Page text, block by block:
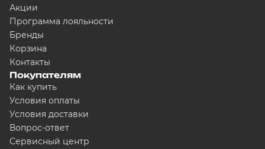
Акции
Программа лояльности
Бренды
Корзина
Контакты
Покупателям
Как купить
Условия оплаты
Условия доставки
Вопрос-ответ
Сервисный центр